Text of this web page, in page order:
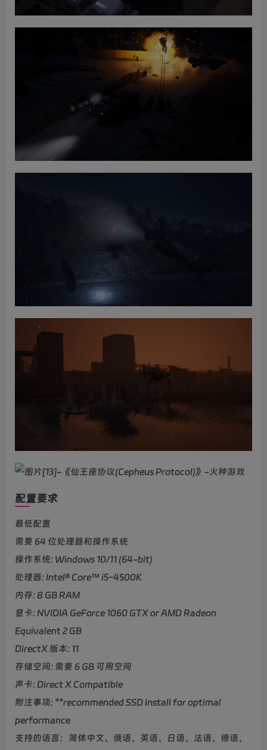
配置要求
最低配置
需要 64 位处理器和操作系统
操作系统: Windows 10/11 (64-bit)
处理器: Intel® Core™ i5-4500K
内存: 8 GB RAM
显卡: NVIDIA GeForce 1060 GTX or AMD Radeon
Equivalent 2 GB
DirectX 版本: 11
存储空间: 需要 6 GB 可用空间
声卡: Direct X Compatible
附注事项: **recommended SSD install for optimal
performance
支持的语言：简体中文、俄语、英语、日语、法语、德语、